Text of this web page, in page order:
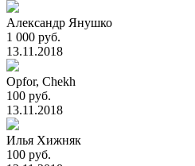
Александр Янушко
1 000 руб.
13.11.2018
Opfor, Chekh
100 руб.
13.11.2018
Илья Хижняк
100 руб.